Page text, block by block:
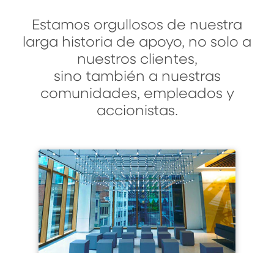
Estamos orgullosos de nuestra
larga historia de apoyo, no solo a
nuestros clientes,
sino también a nuestras
comunidades, empleados y
accionistas.